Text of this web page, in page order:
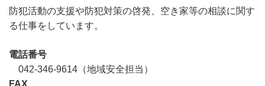
防犯活動の支援や防犯対策の啓発、空き家等の相談に関す
る仕事をしています。
電話番号
042-346-9614（地域安全担当）